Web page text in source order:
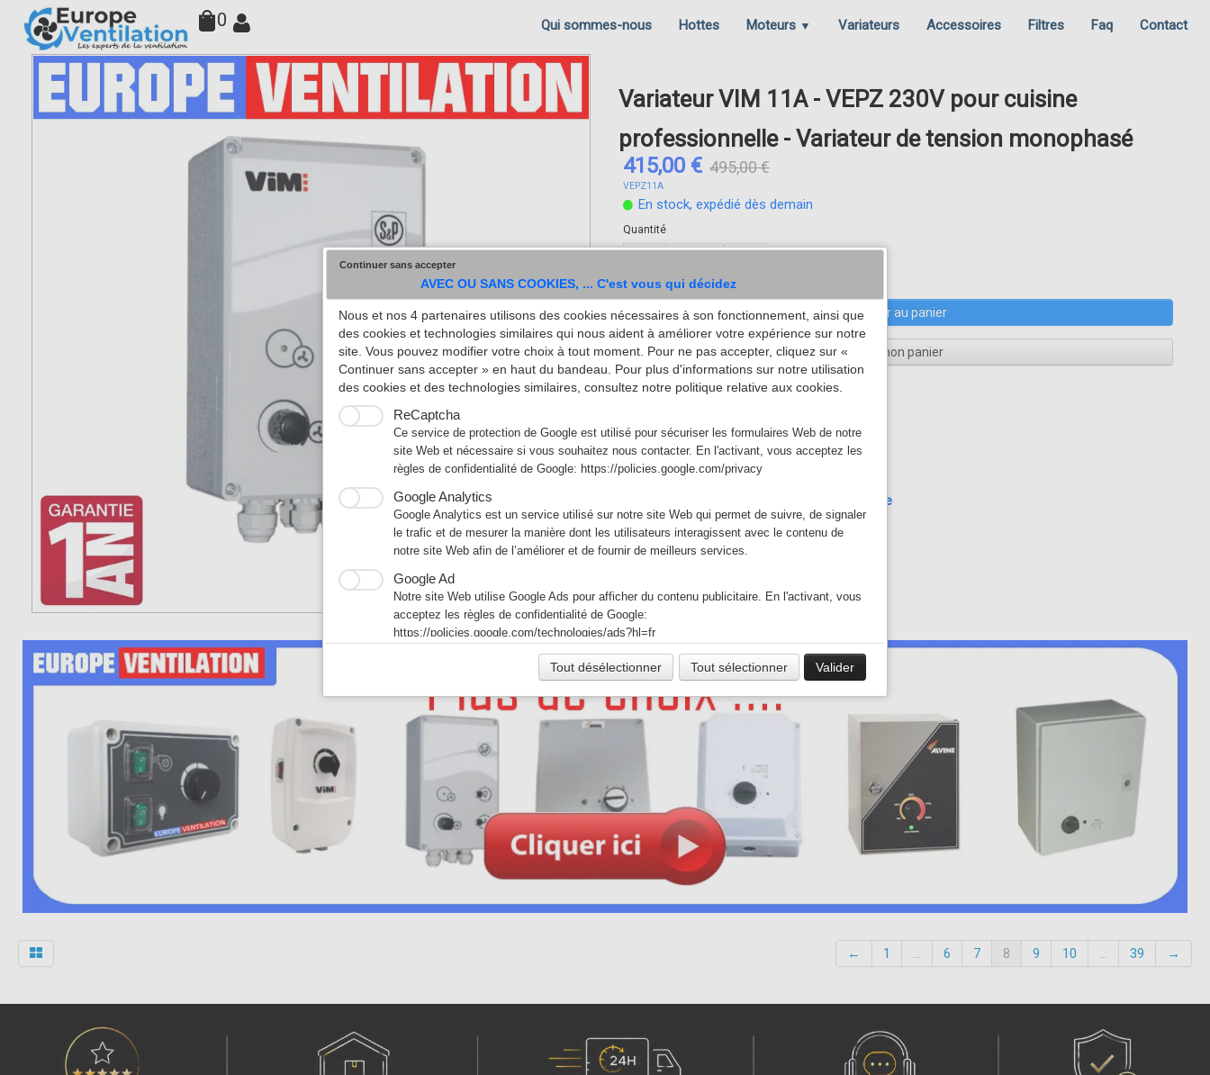
0 Qui sommes-nous Hottes Moteurs ▼ Variateurs Accessoires Filtres Faq Contact
Variateur VIM 11A - VEPZ 230V pour cuisine
professionnelle - Variateur de tension monophasé
415,00 € 495,00 €
VEPZ11A
En stock, expédié dès demain
Quantité
Ajouter au panier
Voir mon panier
Variateur de tension 11A
Boitier IP54
Bouton marche/arrêt
Bouton lumière intégré
Permet de relier le bouton marche/forcée
Garantie 1 an pièce
← 1 ... 6 7 8 9 10 ... 39 →
Continuer sans accepter
AVEC OU SANS COOKIES, ... C'est vous qui décidez
Nous et nos 4 partenaires utilisons des cookies nécessaires à son fonctionnement, ainsi que
des cookies et technologies similaires qui nous aident à améliorer votre expérience sur notre
site. Vous pouvez modifier votre choix à tout moment. Pour ne pas accepter, cliquez sur «
Continuer sans accepter » en haut du bandeau. Pour plus d'informations sur notre utilisation
des cookies et des technologies similaires, consultez notre politique relative aux cookies.
ReCaptcha
Ce service de protection de Google est utilisé pour sécuriser les formulaires Web de notre
site Web et nécessaire si vous souhaitez nous contacter. En l'activant, vous acceptez les
règles de confidentialité de Google: https://policies.google.com/privacy
Google Analytics
Google Analytics est un service utilisé sur notre site Web qui permet de suivre, de signaler
le trafic et de mesurer la manière dont les utilisateurs interagissent avec le contenu de
notre site Web afin de l’améliorer et de fournir de meilleurs services.
Google Ad
Notre site Web utilise Google Ads pour afficher du contenu publicitaire. En l'activant, vous
acceptez les règles de confidentialité de Google:
https://policies.google.com/technologies/ads?hl=fr
Tout désélectionner Tout sélectionner Valider